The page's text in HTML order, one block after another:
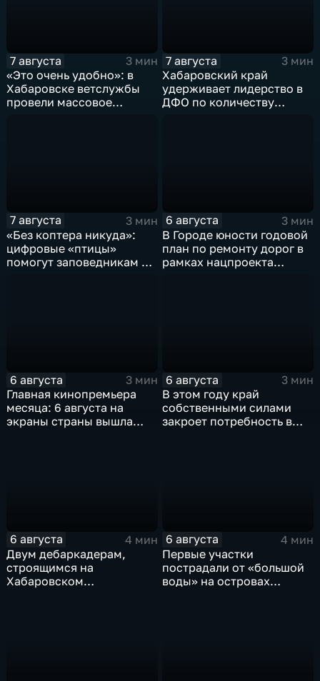
7 августа
3 мин
«Это очень удобно»: в
Хабаровске ветслужбы
провели массовое
7 августа
3 мин
Хабаровский край
удерживает лидерство в
ДФО по количеству
7 августа
3 мин
«Без коптера никуда»:
цифровые «птицы»
помогут заповедникам в
6 августа
3 мин
В Городе юности годовой
план по ремонту дорог в
рамках нацпроекта
6 августа
3 мин
Главная кинопремьера
месяца: 6 августа на
экраны страны вышла
6 августа
3 мин
В этом году край
собственными силами
закроет потребность в
6 августа
4 мин
Двум дебаркадерам,
строящимся на
Хабаровском
6 августа
4 мин
Первые участки
пострадали от «большой
воды» на островах